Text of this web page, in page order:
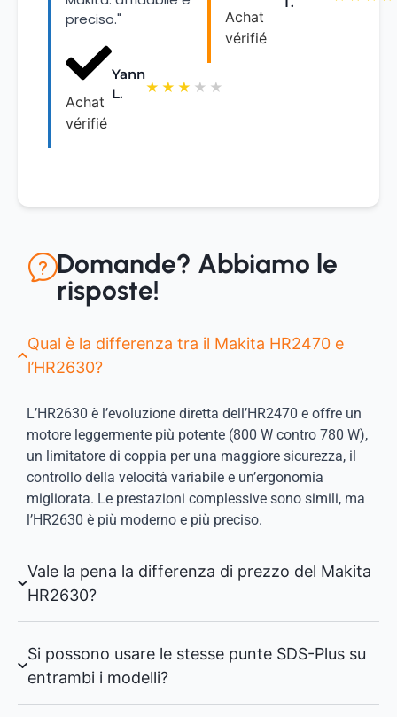
preciso."
Achat
vérifié
Yann
L.
★ ★ ★ ★ ★
Achat
vérifié
Domande? Abbiamo le
risposte!
Qual è la differenza tra il Makita HR2470 e
l’HR2630?
L’HR2630 è l’evoluzione diretta dell’HR2470 e offre un
motore leggermente più potente (800 W contro 780 W),
un limitatore di coppia per una maggiore sicurezza, il
controllo della velocità variabile e un’ergonomia
migliorata. Le prestazioni complessive sono simili, ma
l’HR2630 è più moderno e più preciso.
Vale la pena la differenza di prezzo del Makita
HR2630?
Si possono usare le stesse punte SDS-Plus su
entrambi i modelli?